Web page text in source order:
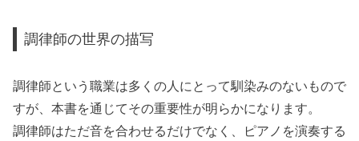
調律師の世界の描写
調律師という職業は多くの人にとって馴染みのないもので
すが、本書を通じてその重要性が明らかになります。
調律師はただ音を合わせるだけでなく、ピアノを演奏する